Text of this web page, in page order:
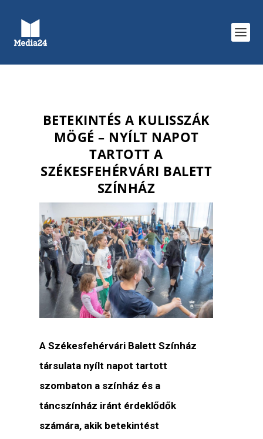
BETEKINTÉS A KULISSZÁK
MÖGÉ – NYÍLT NAPOT
TARTOTT A
SZÉKESFEHÉRVÁRI BALETT
SZÍNHÁZ
A Székesfehérvári Balett Színház
társulata nyílt napot tartott
szombaton a színház és a
táncszínház iránt érdeklődők
számára, akik betekintést